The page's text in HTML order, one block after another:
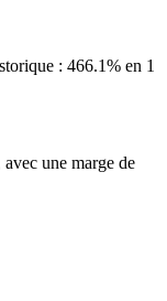
: 466.1% en 1
une marge de